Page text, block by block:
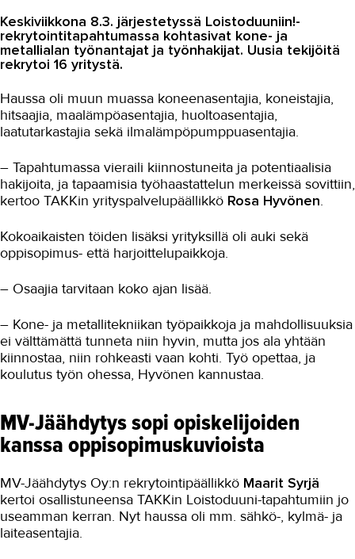
OMA TAKK
YHTEYSTIEDOT
Keskiviikkona 8.3. järjestetyssä Loistoduuniin!-
rekrytointitapahtumassa kohtasivat kone- ja
metallialan työnantajat ja työnhakijat. Uusia tekijöitä
rekrytoi 16 yritystä.
Haussa oli muun muassa koneenasentajia, koneistajia,
hitsaajia, maalämpöasentajia, huoltoasentajia,
laatutarkastajia sekä ilmalämpöpumppuasentajia.
– Tapahtumassa vieraili kiinnostuneita ja potentiaalisia
hakijoita, ja tapaamisia työhaastattelun merkeissä sovittiin,
kertoo TAKKin yrityspalvelupäällikkö Rosa Hyvönen.
Kokoaikaisten töiden lisäksi yrityksillä oli auki sekä
oppisopimus- että harjoittelupaikkoja.
– Osaajia tarvitaan koko ajan lisää.
– Kone- ja metallitekniikan työpaikkoja ja mahdollisuuksia
ei välttämättä tunneta niin hyvin, mutta jos ala yhtään
kiinnostaa, niin rohkeasti vaan kohti. Työ opettaa, ja
koulutus työn ohessa, Hyvönen kannustaa.
MV-Jäähdytys sopi opiskelijoiden
kanssa oppisopimuskuvioista
MV-Jäähdytys Oy:n rekrytointipäällikkö Maarit Syrjä
kertoi osallistuneensa TAKKin Loistoduuni-tapahtumiin jo
useamman kerran. Nyt haussa oli mm. sähkö-, kylmä- ja
laiteasentajia.